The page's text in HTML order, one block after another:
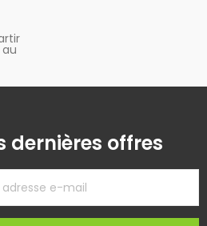
dernières offres